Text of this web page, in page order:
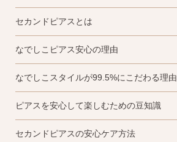
セカンドピアスとは
なでしこピアス安心の理由
なでしこスタイルが99.5%にこだわる理由
ピアスを安心して楽しむための豆知識
セカンドピアスの安心ケア方法